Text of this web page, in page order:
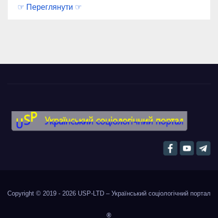
☞ Переглянути ☞
Copyright © 2019 - 2026 USP-LTD – Український соціологічний портал
®